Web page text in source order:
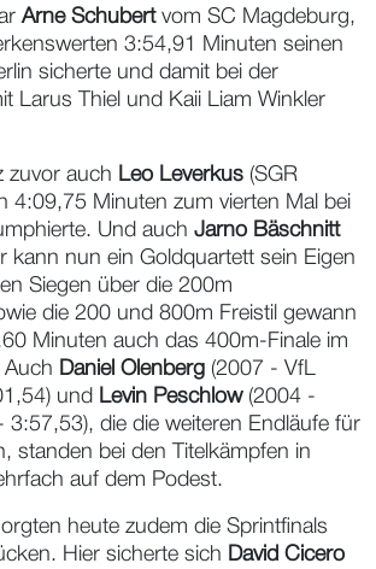
Arne Schubertvom SC Magdeburg,
3:54,91 Minuten seinen
sicherte und damit bei der
Larus Thiel und Kaii Liam Winkler
zuvor auch Leo Leverkus (SGR
4:09,75 Minuten zum vierten Mal bei
Und auch Jarno Bäschnitt
kann nun ein Goldquartett sein Eigen
Siegen über die 200m
die 200 und 800m Freistil gewann
Minuten auch das 400m-Finale im
Daniel Olenberg (2007 - VfL
und Levin Peschlow(2004 -
3:57,53), die die weiteren Endläufe für
standen bei den Titelkämpfen in
auf dem Podest.
heute zudem die Sprintfinals
Hier sicherte sich David Cicero